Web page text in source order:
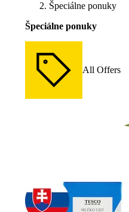
Špeciálne ponuky
Špeciálne ponuky
All Offers